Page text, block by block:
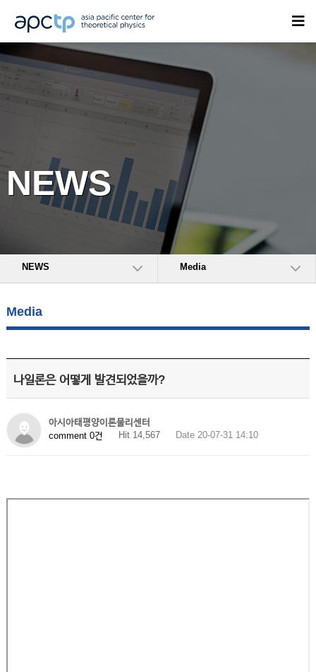
NEWS
NEWS Media
Media
나일론은 어떻게 발견되었을까?
아시아태평양이론물리센터
comment 0건
Hit 14,567 Date 20-07-31 14:10